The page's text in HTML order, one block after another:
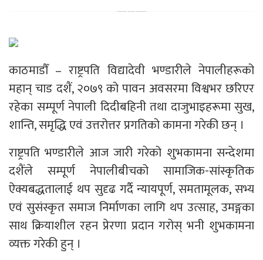
काठमाडौँ – राष्ट्रपति विद्यादेवी भण्डारीले नेपालीहरूको
महान् चाड दशैं, २०७९ को पावन अवसरमा विश्वभर छरिएर
रहेका सम्पूर्ण नेपाली दिदीबहिनी तथा दाजुभाइहरूमा सुख,
शान्ति, समृद्धि एवं उत्तरोत्तर प्रगतिको कामना गरेकी छन् ।
राष्ट्रपति भण्डारीले आज जारी गरेको शुभकामना सन्देशमा
दशैंले सम्पूर्ण नेपालीबीचको सामाजिक-सांस्कृतिक
ऐक्यबद्धतालाई थप सुदृढ गर्दै न्यायपूर्ण, समतामूलक, सभ्य
एवं सुसंस्कृत समाज निर्माणका लागि थप उत्साह, उमङ्गका
साथ क्रियाशील रहन प्रेरणा प्रदान गरोस् भनी शुभकामना
व्यक्त गरेकी हुन् ।